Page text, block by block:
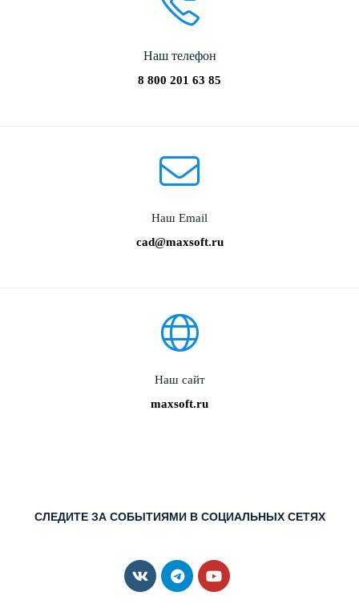
Наш телефон
8 800 201 63 85
Наш Email
cad@maxsoft.ru
Наш сайт
maxsoft.ru
СЛЕДИТЕ ЗА СОБЫТИЯМИ В СОЦИАЛЬНЫХ СЕТЯХ